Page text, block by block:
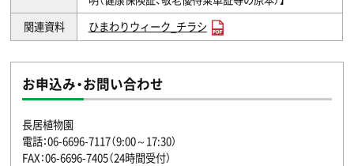
関連資料
ひまわりウィーク_チラシ
お申込み・お問い合わせ
長居植物園
電話：06-6696-7117（9:00～17:30）
FAX：06-6696-7405（24時間受付）